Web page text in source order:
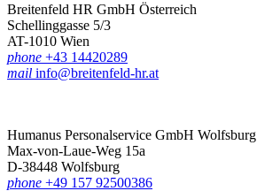
Breitenfeld HR GmbH Österreich
Schellinggasse 5/3
AT-1010 Wien
phone +43 14420289
mail info@breitenfeld-hr.at
Humanus Personalservice GmbH Wolfsburg
Max-von-Laue-Weg 15a
D-38448 Wolfsburg
phone +49 157 92500386